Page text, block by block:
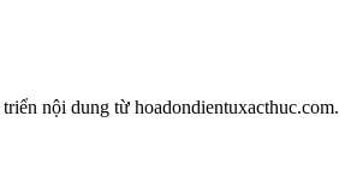
nội dung từ hoadondientuxacthuc.com.